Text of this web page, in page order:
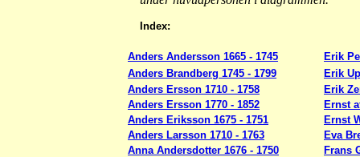
Index:
Anders Andersson 1665 - 1745
Erik
Anders Brandberg 1745 - 1799
Erik
Anders Ersson 1710 - 1758
Erik
Anders Ersson 1770 - 1852
Ernst
Anders Eriksson 1675 - 1751
Ernst
Anders Larsson 1710 - 1763
Eva
Anna Andersdotter 1676 - 1750
Frans